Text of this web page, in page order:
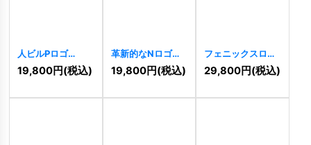
人ビルPロゴ
[6522]
19,800円(税込)
革新的なNロゴ
[6484]
19,800円(税込)
フェニックスロゴ
[6448]
29,800円(税込)